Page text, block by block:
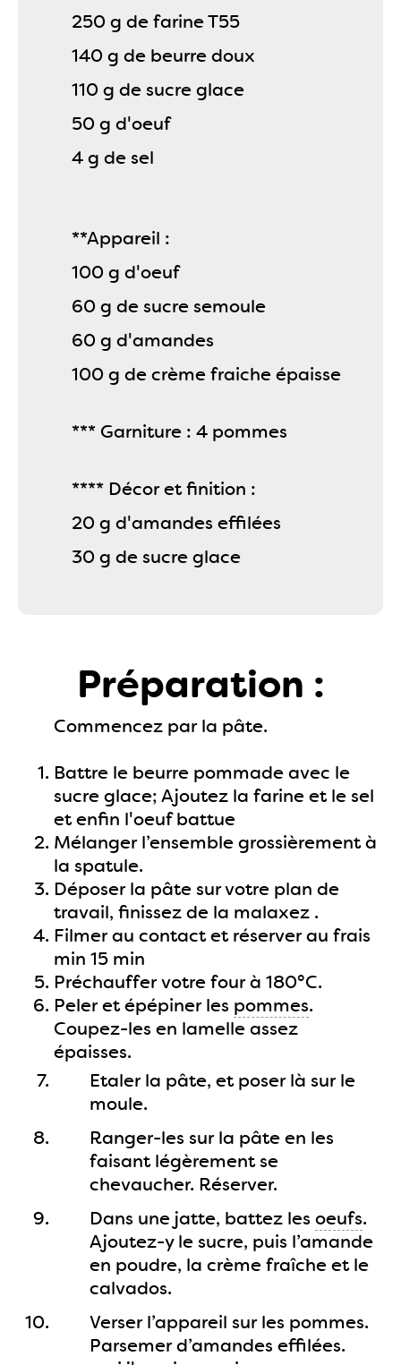
250 g de farine T55
140 g de beurre doux
110 g de sucre glace
50 g d'oeuf
4 g de sel
**Appareil :
100 g d'oeuf
60 g de sucre semoule
60 g d'amandes
100 g de crème fraiche épaisse
*** Garniture : 4 pommes
**** Décor et finition :
20 g d'amandes effilées
30 g de sucre glace
Préparation :
Commencez par la pâte.
Battre le beurre pommade avec le
sucre glace; Ajoutez la farine et le sel
et enfin l'oeuf battue
Mélanger l’ensemble grossièrement à
la spatule.
Déposer la pâte sur votre plan de
travail, finissez de la malaxez .
Filmer au contact et réserver au frais
min 15 min
Préchauffer votre four à 180°C.
Peler et épépiner les pommes.
Coupez-les en lamelle assez
épaisses.
Etaler la pâte, et poser là sur le
moule.
Ranger-les sur la pâte en les
faisant légèrement se
chevaucher. Réserver.
Dans une jatte, battez les oeufs.
Ajoutez-y le sucre, puis l’amande
en poudre, la crème fraîche et le
calvados.
Verser l’appareil sur les pommes.
Parsemer d’amandes effilées.